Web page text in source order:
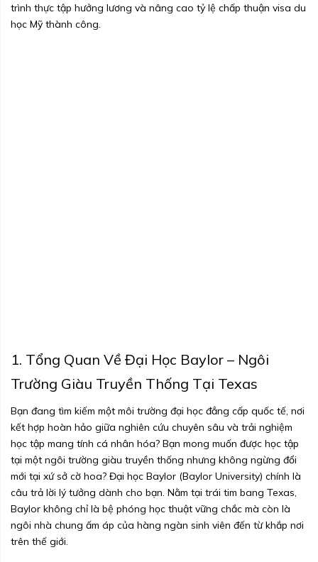
trình thực tập hưởng lương và nâng cao tỷ lệ chấp thuận visa du
học Mỹ thành công.
1. Tổng Quan Về Đại Học Baylor – Ngôi
Trường Giàu Truyền Thống Tại Texas
Bạn đang tìm kiếm một môi trường đại học đẳng cấp quốc tế, nơi
kết hợp hoàn hảo giữa nghiên cứu chuyên sâu và trải nghiệm
học tập mang tính cá nhân hóa? Bạn mong muốn được học tập
tại một ngôi trường giàu truyền thống nhưng không ngừng đổi
mới tại xứ sở cờ hoa? Đại học Baylor (Baylor University) chính là
câu trả lời lý tưởng dành cho bạn. Nằm tại trái tim bang Texas,
Baylor không chỉ là bệ phóng học thuật vững chắc mà còn là
ngôi nhà chung ấm áp của hàng ngàn sinh viên đến từ khắp nơi
trên thế giới.